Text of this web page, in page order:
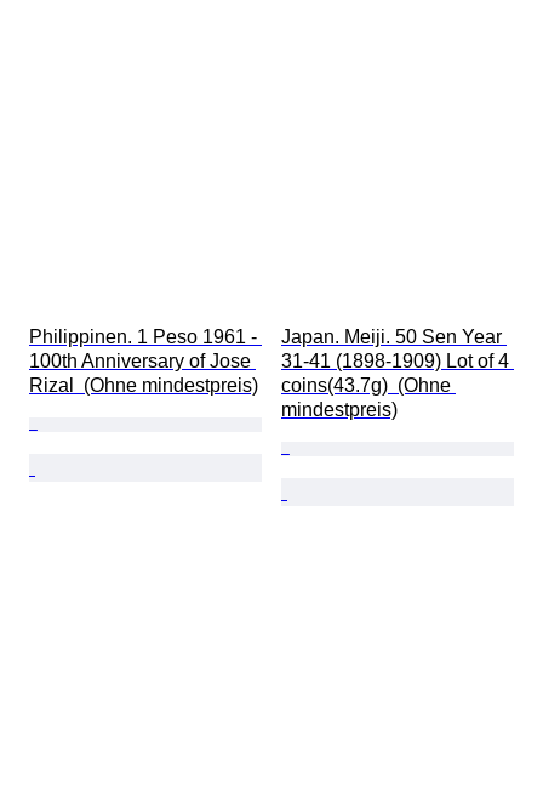
Philippinen. 1 Peso 1961 -
100th Anniversary of Jose
Rizal  (Ohne mindestpreis)
Japan. Meiji. 50 Sen Year
31-41 (1898-1909) Lot of 4
coins(43.7g)  (Ohne
mindestpreis)